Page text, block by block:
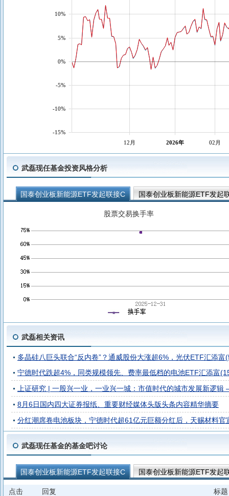
12月 2026年 02月
-15%
-10%
-5%
0%
5%
10%
武磊现任基金投资风格分析
国泰创业板新能源ETF发起联接C 国泰创业板新能源ETF发起
股票交易换手率
武磊相关资讯
多晶硅八巨头联合“反内卷”？通威股份大涨超6%，光伏ETF汇添
宁德时代跌超4%，同类规模领先、费率最低档的电池ETF汇添富
上证研究 | 一股兴一业，一业兴一城：市值时代的城市发展新逻
8月6日国内四大证券报纸、重要财经媒体头版头条内容精华摘要
分红潮席卷电池板块，宁德时代超61亿元巨额分红后，天赐材料
武磊现任基金的基金吧讨论
国泰创业板新能源ETF发起联接C 国泰创业板新能源ETF发起
点击 回复
标题